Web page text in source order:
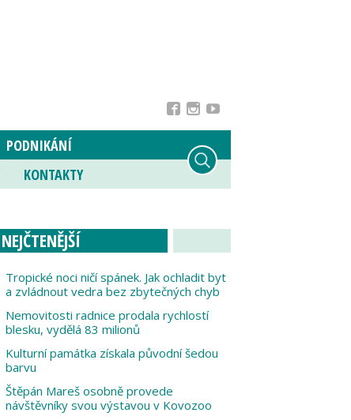
PODNIKÁNÍ
KONTAKTY
NEJČTENĚJŠÍ
Tropické noci ničí spánek. Jak ochladit byt
a zvládnout vedra bez zbytečných chyb
Nemovitosti radnice prodala rychlostí
blesku, vydělá 83 milionů
Kulturní památka získala původní šedou
barvu
Štěpán Mareš osobně provede
návštěvníky svou výstavou v Kovozoo